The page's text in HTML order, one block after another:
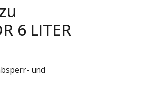
6 LITER
und